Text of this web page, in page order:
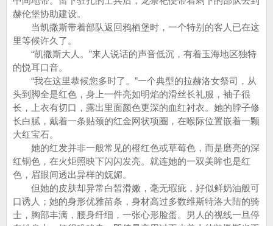
赫伦堡协助建设。
当凯撒斯带着部队返回鸦栖堡时，一个特别的客人已在这
里等候许久了。
“凯撒斯大人。”来人说话的声音低沉，有着玉海地区独特
的悦耳口音。
“我在这里恭候您多时了。”一个典型的拉赫洛女祭司，从
头到脚全是红色，身上一件亮如明焰的滑丝长礼服，袖子很
长，上衣有切口，露出里面颜色更深的血红衬衣。她的脖子修
长白腻，戴着一条贴颈的红金网状项圈，在喉际位置嵌着一颗
大红宝石。
她的红发并非一般常见的橙红色或草莓色，而是磨亮的深
红铜色，在火炬照映下闪闪发亮。就连她的一双美眸也是红
色，眉眼间透出异样的妩媚。
但她的皮肤却异常白皙滑嫩，毫无瑕疵，好似鲜奶油般可
口诱人；她的身形优雅苗条，身材高过多数维斯特洛大陆的骑
士，胸部丰满，腰身纤细，一张心形脸蛋。男人的视线一旦停